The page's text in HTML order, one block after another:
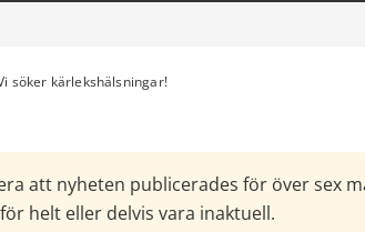
söker kärlekshälsningar!
att nyheten publicerades för över sex
helt eller delvis vara inaktuell.